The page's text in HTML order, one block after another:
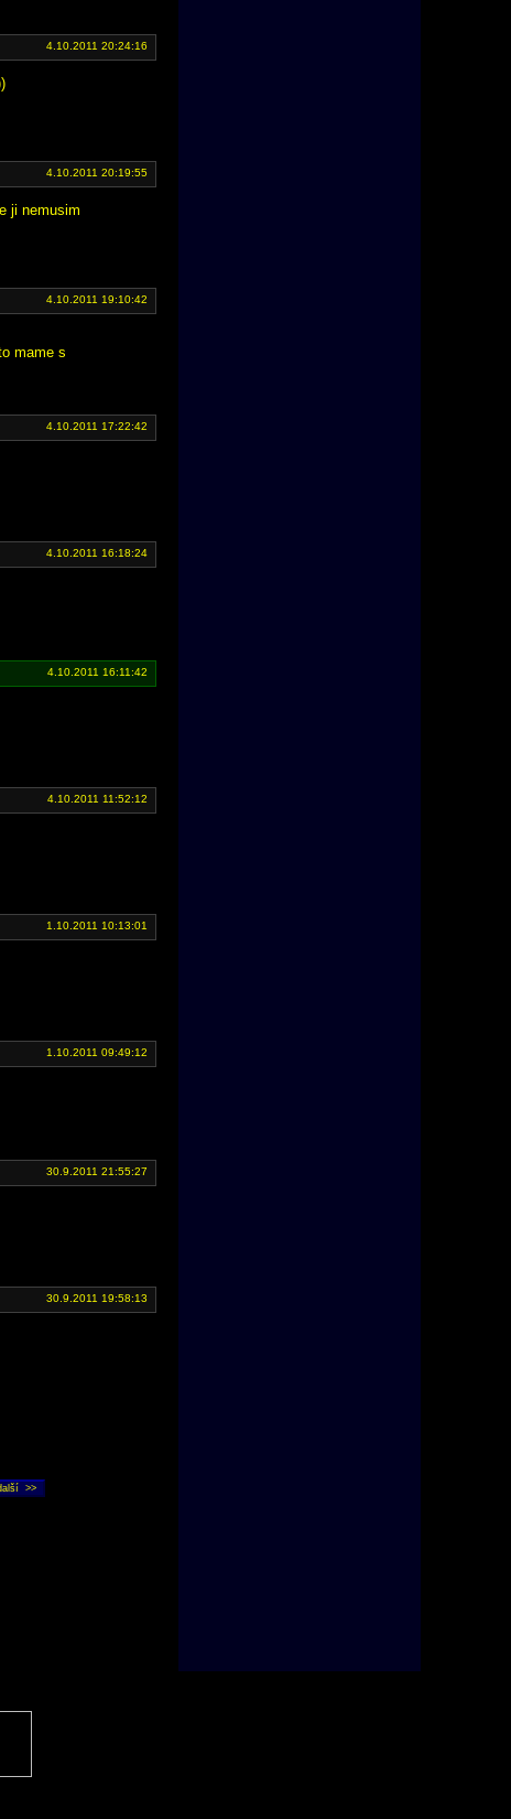
4.10.2011 20:24:16
4.10.2011 20:19:55
ji nemusim
4.10.2011 19:10:42
mame s
4.10.2011 17:22:42
4.10.2011 16:18:24
4.10.2011 16:11:42
4.10.2011 11:52:12
1.10.2011 10:13:01
1.10.2011 09:49:12
30.9.2011 21:55:27
30.9.2011 19:58:13